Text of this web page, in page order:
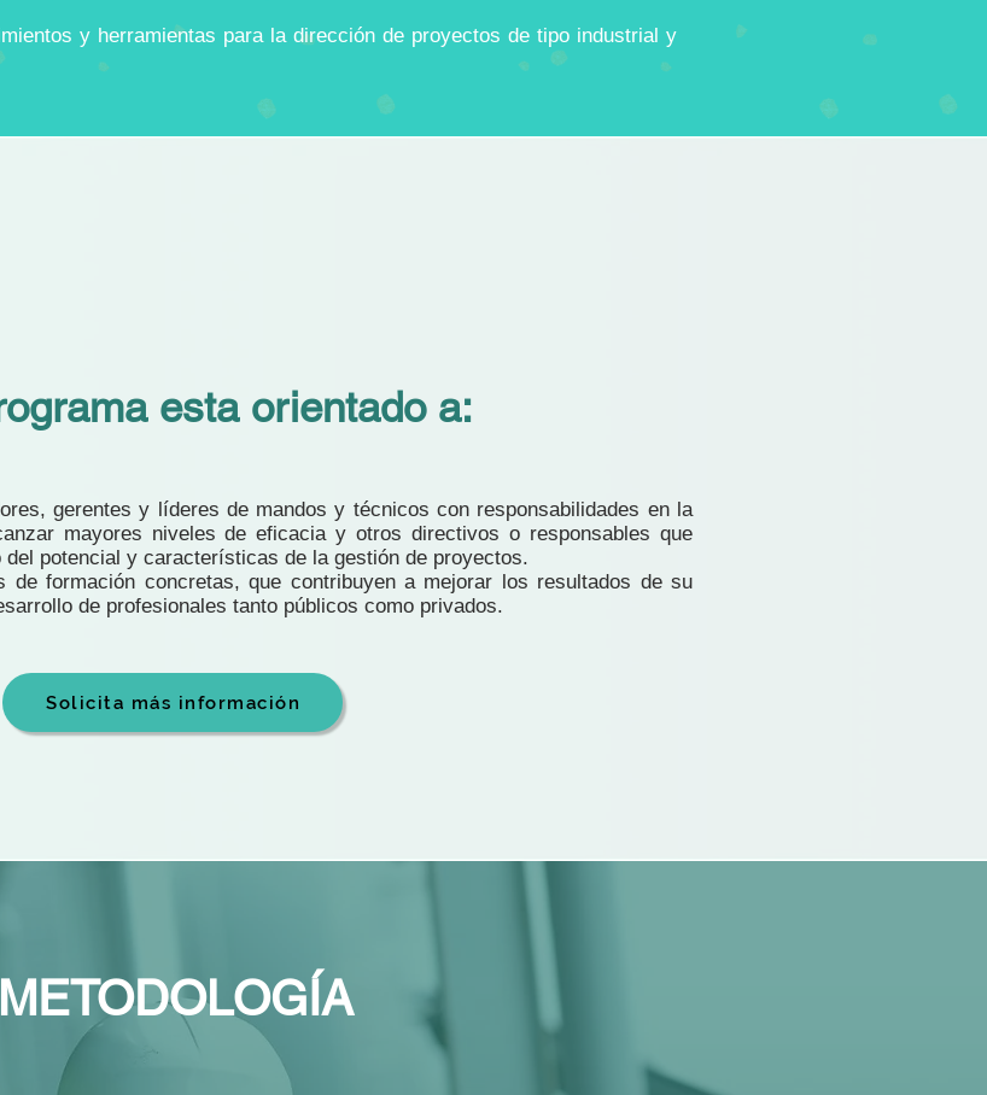
y herramientas para la dirección de proyectos de tipo industrial y
esta orientado a:
gerentes y líderes de mandos y técnicos con responsabilidades en la
mayores niveles de eficacia y otros directivos o responsables que
potencial y características de la gestión de proyectos.
formación concretas, que contribuyen a mejorar los resultados de su
de profesionales tanto públicos como privados.
Solicita más información
METODOLOGÍA